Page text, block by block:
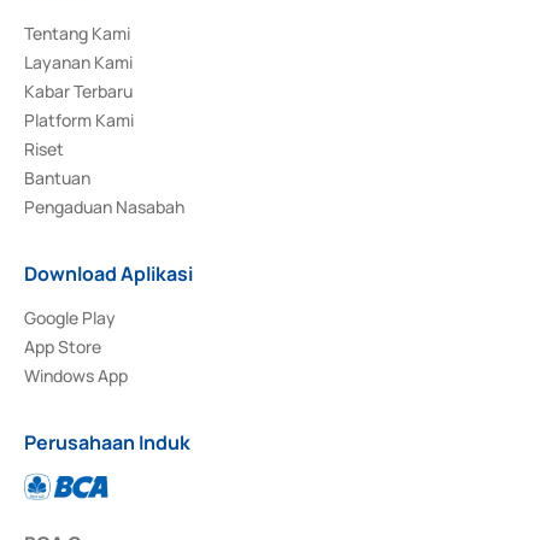
Tentang Kami
Layanan Kami
Kabar Terbaru
Platform Kami
Riset
Bantuan
Pengaduan Nasabah
Download Aplikasi
Google Play
App Store
Windows App
Perusahaan Induk